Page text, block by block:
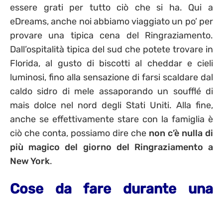
essere grati per tutto ciò che si ha. Qui a
eDreams, anche noi abbiamo viaggiato un po’ per
provare una tipica cena del Ringraziamento.
Dall’ospitalità tipica del sud che potete trovare in
Florida, al gusto di biscotti al cheddar e cieli
luminosi, fino alla sensazione di farsi scaldare dal
caldo sidro di mele assaporando un soufflé di
mais dolce nel nord degli Stati Uniti. Alla fine,
anche se effettivamente stare con la famiglia è
ciò che conta, possiamo dire che non c’è nulla di
più magico del giorno del Ringraziamento a
New York.
Cose da fare durante una